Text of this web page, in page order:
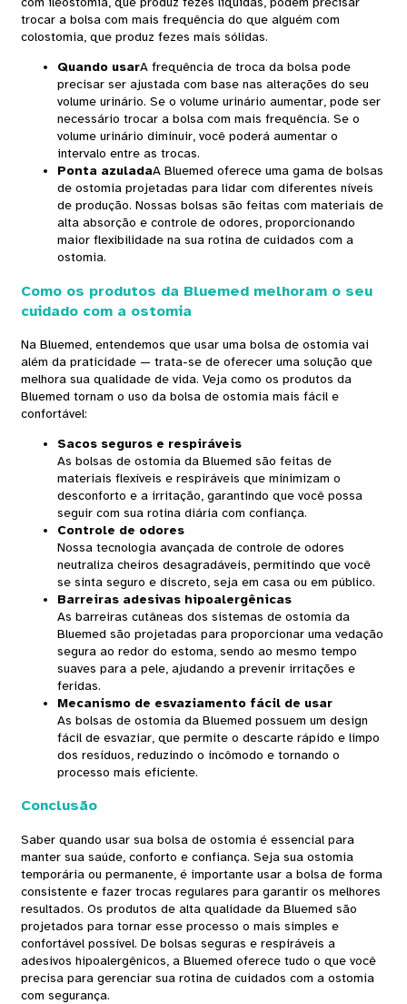
trocar a bolsa com mais frequência do que alguém com
colostomia, que produz fezes mais sólidas.
Quando usarA frequência de troca da bolsa pode
precisar ser ajustada com base nas alterações do seu
volume urinário. Se o volume urinário aumentar, pode ser
necessário trocar a bolsa com mais frequência. Se o
volume urinário diminuir, você poderá aumentar o
intervalo entre as trocas.
Ponta azuladaA Bluemed ​​oferece uma gama de bolsas
de ostomia projetadas para lidar com diferentes níveis
de produção. Nossas bolsas são feitas com materiais de
alta absorção e controle de odores, proporcionando
maior flexibilidade na sua rotina de cuidados com a
ostomia.
Como os produtos da Bluemed ​​melhoram o seu
cuidado com a ostomia
Na Bluemed, entendemos que usar uma bolsa de ostomia vai
além da praticidade — trata-se de oferecer uma solução que
melhora sua qualidade de vida. Veja como os produtos da
Bluemed ​​tornam o uso da bolsa de ostomia mais fácil e
confortável:
Sacos seguros e respiráveis
As bolsas de ostomia da Bluemed ​​são feitas de
materiais flexíveis e respiráveis ​​que minimizam o
desconforto e a irritação, garantindo que você possa
seguir com sua rotina diária com confiança.
Controle de odores
Nossa tecnologia avançada de controle de odores
neutraliza cheiros desagradáveis, permitindo que você
se sinta seguro e discreto, seja em casa ou em público.
Barreiras adesivas hipoalergênicas
As barreiras cutâneas dos sistemas de ostomia da
Bluemed ​​são projetadas para proporcionar uma vedação
segura ao redor do estoma, sendo ao mesmo tempo
suaves para a pele, ajudando a prevenir irritações e
feridas.
Mecanismo de esvaziamento fácil de usar
As bolsas de ostomia da Bluemed ​​possuem um design
fácil de esvaziar, que permite o descarte rápido e limpo
dos resíduos, reduzindo o incômodo e tornando o
processo mais eficiente.
Conclusão
Saber quando usar sua bolsa de ostomia é essencial para
manter sua saúde, conforto e confiança. Seja sua ostomia
temporária ou permanente, é importante usar a bolsa de forma
consistente e fazer trocas regulares para garantir os melhores
resultados. Os produtos de alta qualidade da Bluemed ​​são
projetados para tornar esse processo o mais simples e
confortável possível. De bolsas seguras e respiráveis ​​a
adesivos hipoalergênicos, a Bluemed ​​oferece tudo o que você
precisa para gerenciar sua rotina de cuidados com a ostomia
com segurança.